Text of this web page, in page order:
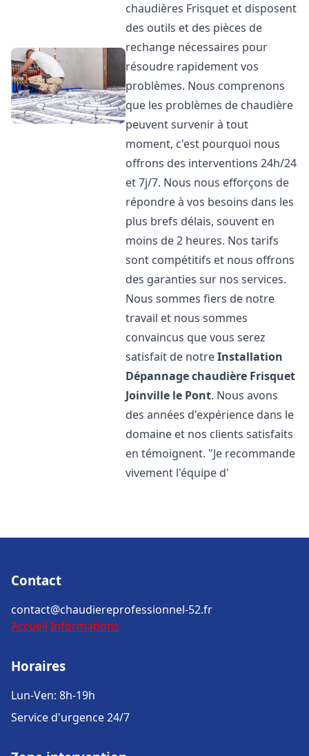
chaudières Frisquet et disposent
des outils et des pièces de
rechange nécessaires pour
résoudre rapidement vos
problèmes. Nous comprenons
que les problèmes de chaudière
peuvent survenir à tout
moment, c'est pourquoi nous
offrons des interventions 24h/24
et 7j/7. Nous nous efforçons de
répondre à vos besoins dans les
plus brefs délais, souvent en
moins de 2 heures. Nos tarifs
sont compétitifs et nous offrons
des garanties sur nos services.
Nous sommes fiers de notre
travail et nous sommes
convaincus que vous serez
satisfait de notreInstallation
Dépannage chaudière Frisquet
Joinville le Pont. Nous avons
des années d'expérience dans le
domaine et nos clients satisfaits
en témoignent. "Je recommande
vivement l'équipe d'
Contact
contact@chaudiereprofessionnel-52.fr
Accueil Informations
Horaires
Lun-Ven: 8h-19h
Service d'urgence 24/7